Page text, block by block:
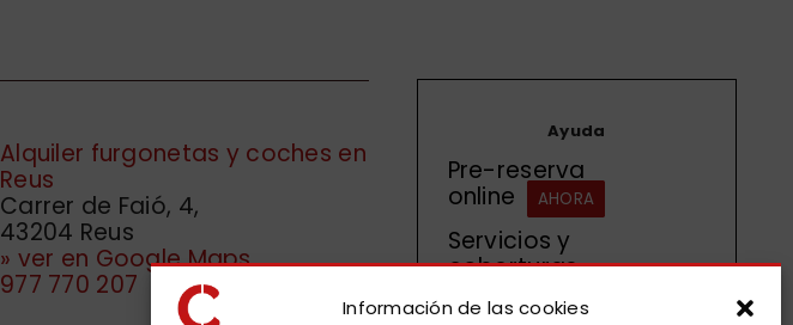
Información de las cookies
Alquiler furgonetas y coches en
Reus
Carrer de Faió, 4,
43204 Reus
» ver en Google Maps
977 770 207
Ayuda
Pre-reserva
online
AHORA
Servicios y
coberturas
Condiciones alquiler